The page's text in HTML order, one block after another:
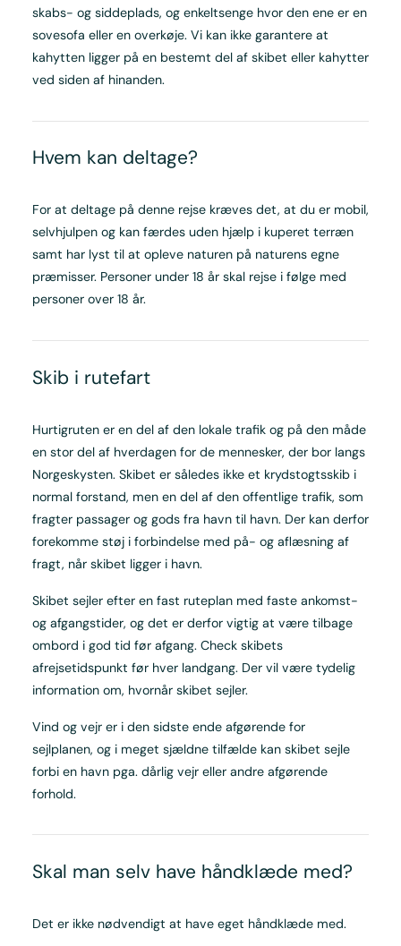
skabs- og siddeplads, og enkeltsenge hvor den ene er en
sovesofa eller en overkøje. Vi kan ikke garantere at
kahytten ligger på en bestemt del af skibet eller kahytter
ved siden af hinanden.
Hvem kan deltage?
For at deltage på denne rejse kræves det, at du er mobil,
selvhjulpen og kan færdes uden hjælp i kuperet terræn
samt har lyst til at opleve naturen på naturens egne
præmisser. Personer under 18 år skal rejse i følge med
personer over 18 år.
Skib i rutefart
Hurtigruten er en del af den lokale trafik og på den måde
en stor del af hverdagen for de mennesker, der bor langs
Norgeskysten. Skibet er således ikke et krydstogtsskib i
normal forstand, men en del af den offentlige trafik, som
fragter passager og gods fra havn til havn. Der kan derfor
forekomme støj i forbindelse med på- og aflæsning af
fragt, når skibet ligger i havn.
Skibet sejler efter en fast ruteplan med faste ankomst-
og afgangstider, og det er derfor vigtig at være tilbage
ombord i god tid før afgang. Check skibets
afrejsetidspunkt før hver landgang. Der vil være tydelig
information om, hvornår skibet sejler.
Vind og vejr er i den sidste ende afgørende for
sejlplanen, og i meget sjældne tilfælde kan skibet sejle
forbi en havn pga. dårlig vejr eller andre afgørende
forhold.
Skal man selv have håndklæde med?
Det er ikke nødvendigt at have eget håndklæde med.